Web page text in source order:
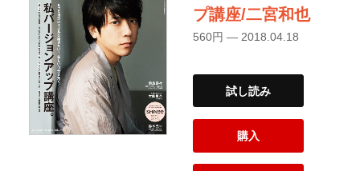
プ講座/二宮和也
560円 — 2018.04.18
試し読み
購入